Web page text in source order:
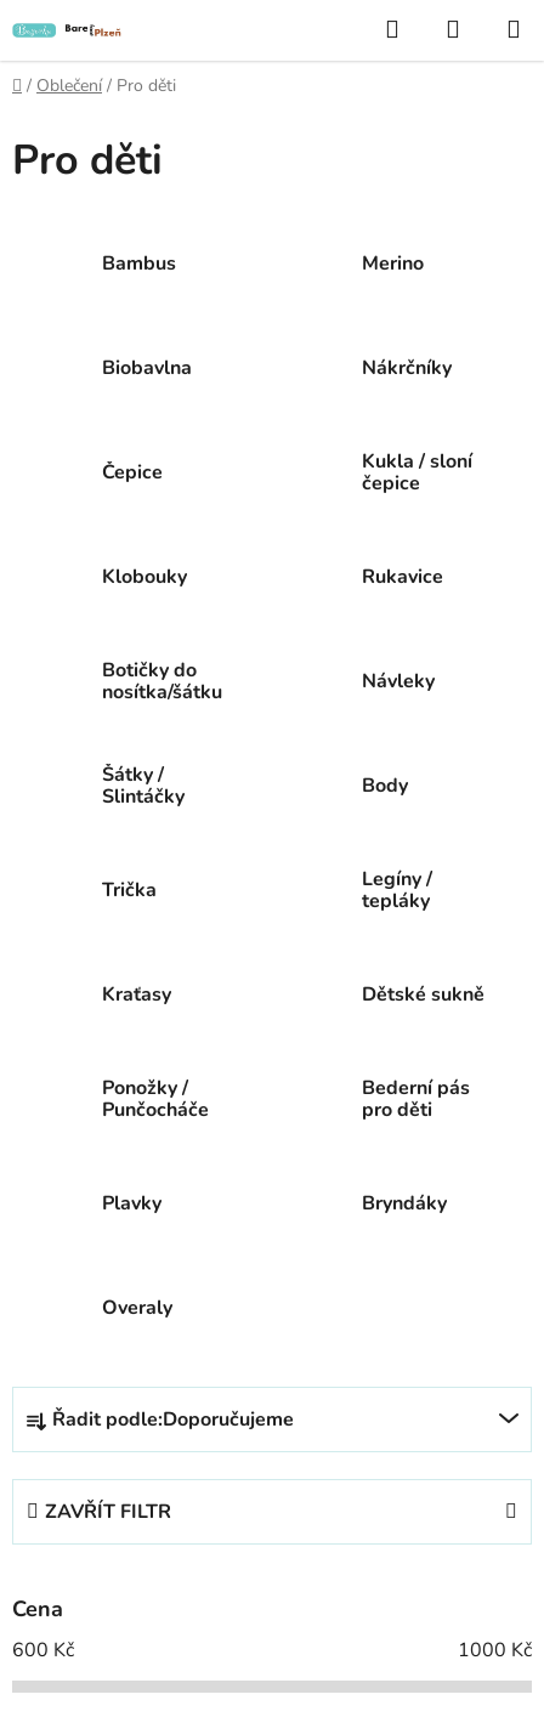
na
obsah
Hledat
KOŠÍK
Domů
/ Oblečení / Pro děti
Pro děti
Bambus Merino
Biobavlna Nákrčníky
Čepice
Kukla / sloní
čepice
Klobouky Rukavice
Botičky do
nosítka/šátku
Návleky
Šátky /
Slintáčky
Body
Trička
Legíny /
tepláky
Kraťasy Dětské sukně
Ponožky /
Punčocháče
Bederní pás
pro děti
Plavky Bryndáky
Overaly
Ř
z
p
r
o
d
Řadit podle:Doporučujeme
ZAVŘÍT FILTR
Cena
600 Kč 1000 Kč